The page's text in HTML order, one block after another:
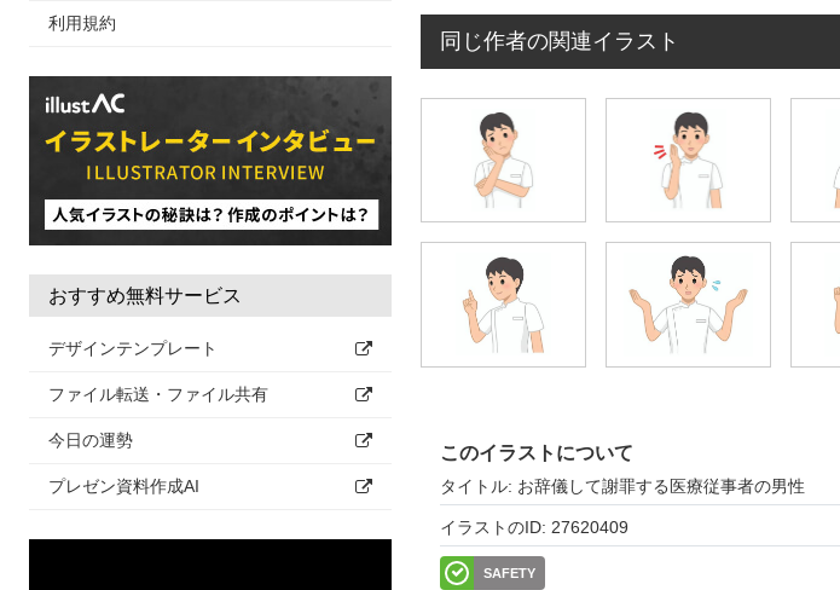
利用規約
おすすめ無料サービス
デザインテンプレート
ファイル転送・ファイル共有
今日の運勢
プレゼン資料作成AI
同じ作者の関連イラスト
このイラストについて
タイトル: お辞儀して謝罪する医療従事者の男性
イラストのID: 27620409
SAFETY